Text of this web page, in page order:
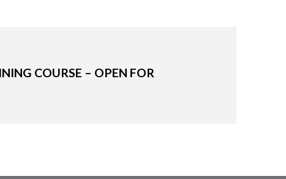
COURSE – OPEN FOR